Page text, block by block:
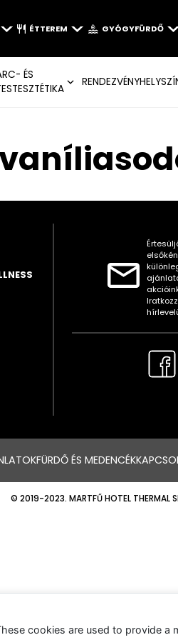
ÉTTEREM GYÓGYFÜRDŐ
ÉS
FÜRDŐ ÉS MEDENCÉK
© 2019-2023. MARTFŰ HOTEL THERMAL
cookies are used to provide